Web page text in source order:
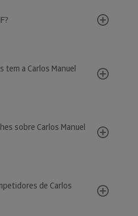
tem a Carlos Manuel
sobre Carlos Manuel
de Carlos